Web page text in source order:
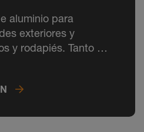
aluminio para
exteriores y
y rodapiés. Tanto el